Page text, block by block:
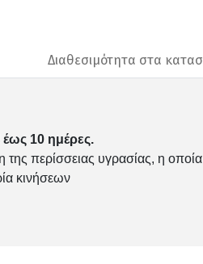
Διαθεσιμότητα στα
10 ημέρες.
περίσσειας υγρασίας, η
κινήσεων